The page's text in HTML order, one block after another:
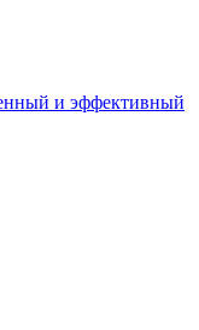
и эффективный